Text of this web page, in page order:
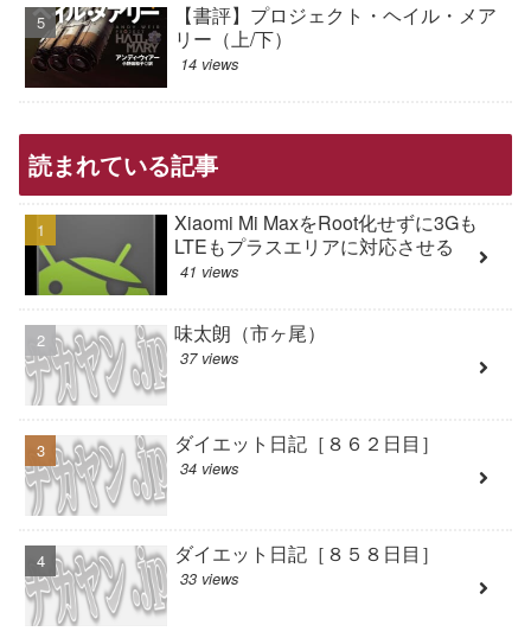
【書評】プロジェクト・ヘイル・メア
リー（上/下）
14 views
読まれている記事
Xiaomi Mi MaxをRoot化せずに3Gも
LTEもプラスエリアに対応させる
41 views
味太朗（市ヶ尾）
37 views
ダイエット日記［８６２日目］
34 views
ダイエット日記［８５８日目］
33 views